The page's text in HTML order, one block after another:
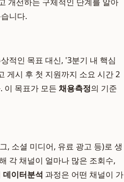
니다.
적인 목표 대신, '3분기 내 핵심
게시 후 첫 지원까지 소요 시간 2
이 목표가 모든 채용측정의 기준
, 소셜 미디어, 유료 광고 등)로 생
각 채널이 얼마나 많은 조회수,
데이터분석 과정은 어떤 채널이 가